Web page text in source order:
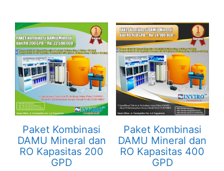
Paket Kombinasi
DAMU Mineral dan
RO Kapasitas 200
GPD
Paket Kombinasi
DAMU Mineral dan
RO Kapasitas 400
GPD